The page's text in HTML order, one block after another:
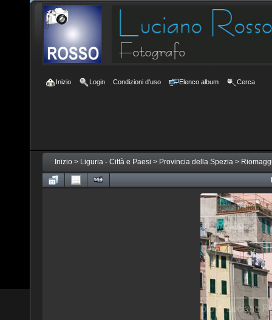
Inizio Login Condizioni d'uso Elenco album Cerca
Inizio > Liguria - Città e Paesi > Provincia della Spezia >